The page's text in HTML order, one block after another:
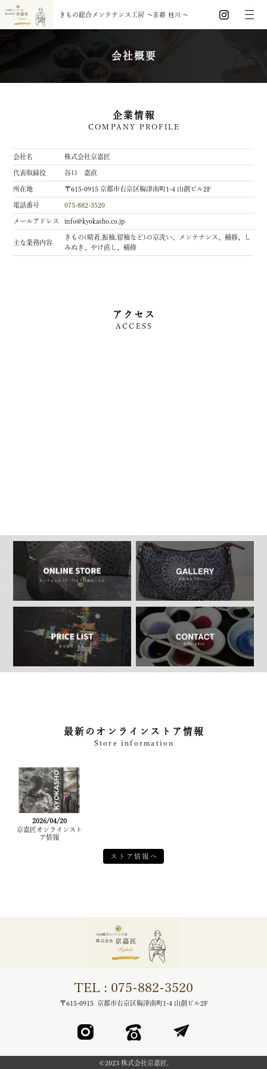
きもの総合メンテナンス工房 〜京都 桂川 〜
会社概要
企業情報
COMPANY PROFILE
会社名 株式会社京嘉匠
代表取締役 谷口 嘉直
所在地 〒615-0915 京都市右京区梅津南町1-4 山創ビル2F
電話番号 075-882-3520
メールアドレス info@kyokasho.co.jp
主な業務内容
きもの(晴着,振袖,留袖など)の京洗い、メンテナンス、補修、し
みぬき、やけ直し、補修
アクセス
ACCESS
最新のオンラインストア情報
Store information
2026/04/20
京嘉匠オンラインスト
ア情報
ストア情報へ
TEL : 075-882-3520
〒615-0915 京都市右京区梅津南町1-4 山創ビル2F
©︎2023 株式会社京嘉匠.